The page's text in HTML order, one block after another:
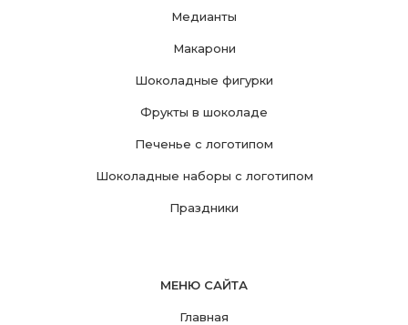
Медианты
Макарони
Шоколадные фигурки
Фрукты в шоколаде
Печенье с логотипом
Шоколадные наборы с логотипом
Праздники
МЕНЮ САЙТА
Главная